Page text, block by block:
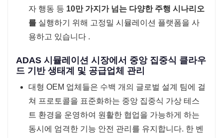
자 행동 등 10만 가지가 넘는 다양한 주행 시나리오
를 실행하기 위해 고정밀 시뮬레이션 플랫폼을 사
용하고 있습니다 .
ADAS 시뮬레이션 시장에서 중앙 집중식 클라우
드 기반 생태계 및 공급업체 관리
대형 OEM 업체들은 수백 개의 글로벌 설계 팀에 걸
쳐 프로토콜을 표준화하는 중앙 집중식 가상 테스
트 환경을 운영하여 원활한 협업을 가능하게 하는
동시에 엄격한 기능 안전 관리를 유지합니다. 한 벤